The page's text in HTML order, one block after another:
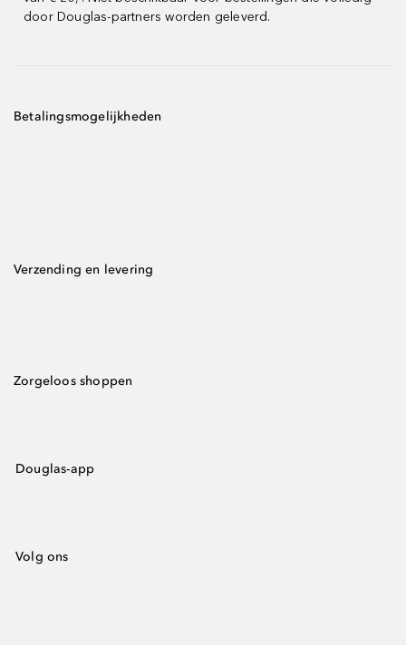
door Douglas-partners worden geleverd.
Betalingsmogelijkheden
Verzending en levering
Zorgeloos shoppen
Douglas-app
Volg ons